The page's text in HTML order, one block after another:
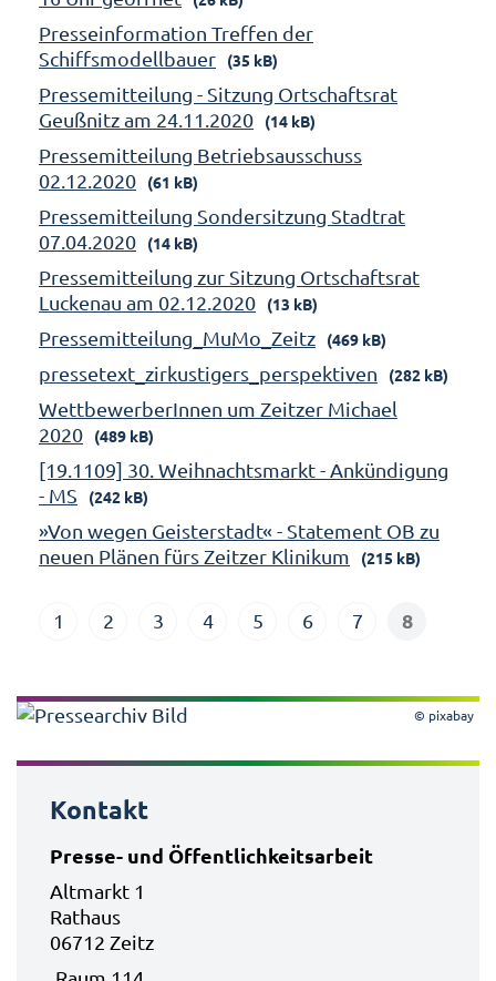
Presseinformation Treffen der
Schiffsmodellbauer
(35 kB)
Pressemitteilung - Sitzung Ortschaftsrat
Geußnitz am 24.11.2020
(14 kB)
Pressemitteilung Betriebsausschuss
02.12.2020
(61 kB)
Pressemitteilung Sondersitzung Stadtrat
07.04.2020
(14 kB)
Pressemitteilung zur Sitzung Ortschaftsrat
Luckenau am 02.12.2020
(13 kB)
Pressemitteilung_MuMo_Zeitz (469 kB)
pressetext_zirkustigers_perspektiven (282 kB)
WettbewerberInnen um Zeitzer Michael
2020
(489 kB)
[19.1109] 30. Weihnachtsmarkt - Ankündigung
- MS
(242 kB)
»Von wegen Geisterstadt« - Statement OB zu
neuen Plänen fürs Zeitzer Klinikum
(215 kB)
1 2 3 4 5 6 7 8
© pixabay
Kontakt
Presse- und Öffentlichkeitsarbeit
Altmarkt 1
Rathaus
06712 Zeitz